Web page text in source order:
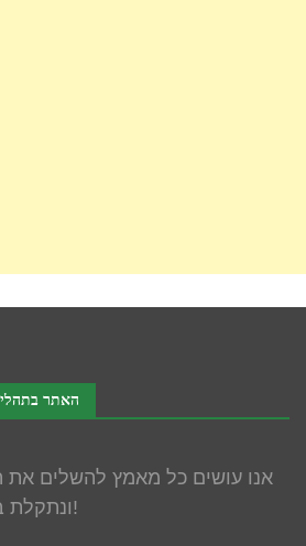
האתר
אנו עושים כל מאמץ להשלים
ונתקלת בבעיה אנא פנה אלינו!